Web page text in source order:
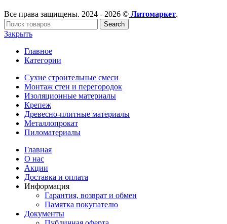
Все права защищены. 2024 - 2026 © Литомаркет.
Search
Закрыть
Главное
Категории
Сухие строительные смеси
Монтаж стен и перегородок
Изоляционные материалы
Крепеж
Древесно-плитные материалы
Металлопрокат
Пиломатериалы
Главная
О нас
Акции
Доставка и оплата
Информация
Гарантия, возврат и обмен
Памятка покупателю
Документы